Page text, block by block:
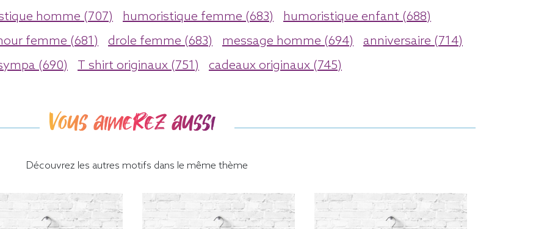
homme (707)
humoristique femme (683)
humoristique enfant (688)
femme (681)
drole femme (683) message homme (694)
anniversaire (714)
(690)
T shirt originaux (751) cadeaux originaux (745)
Vous aimerez aussi
Découvrez les autres motifs dans le même thème